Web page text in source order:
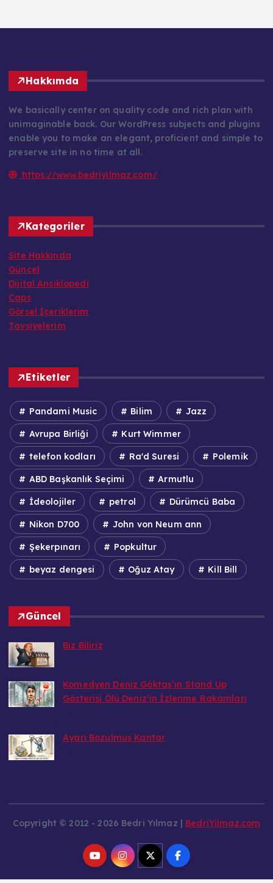
Hakkımda
We basically center on quality code and rich plan with
unimaginable back. Our WordPress subjects and plugins
enable you to make an elegant, proficient and simple to
preserve site in no time at all.
https://www.bedriyilmaz.com/
Kategoriler
Site Hakkında
Güncel
Dijital Ansiklopedi
Caps
Görsel İçeriklerim
Tavsiyelerim
Etiketler
Pandami Music Bilim Jazz
Avrupa Birliği Kurt Wimmer
telefon kodları Ra'd Suresi Polemik
ABD Başkanlık Seçimi Armutlu
İdeolojiler petrol Dürümcü Baba
Nikon D700 John von Neum ann
Şekerpınarı Popkultur
beyaz dengesi Oğuz Atay Kill Bill
Güncel
Biz Biliriz
Komedyen Deniz Göktaş’ın Stand Up
Gösterisi Ölü Deniz’in İzlenme Rakamları
Ayarı Bozulmuş Kantar
Copyright © 2012 - 2026 Bedri Yılmaz | BedriYilmaz.com